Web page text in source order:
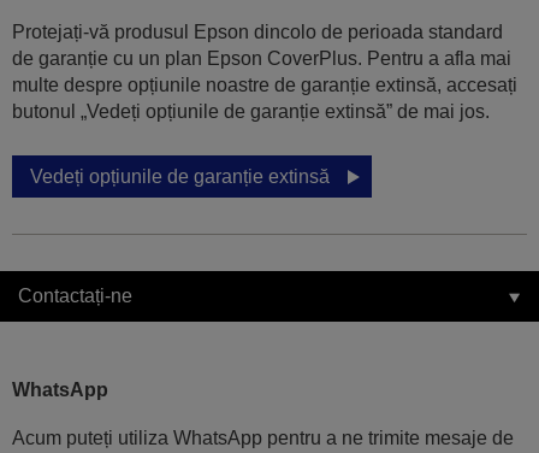
Protejați-vă produsul Epson dincolo de perioada standard
de garanție cu un plan Epson CoverPlus. Pentru a afla mai
multe despre opțiunile noastre de garanție extinsă, accesați
butonul „Vedeți opțiunile de garanție extinsă” de mai jos.
Vedeți opțiunile de garanție extinsă
Contactați-ne
WhatsApp
Acum puteți utiliza WhatsApp pentru a ne trimite mesaje de